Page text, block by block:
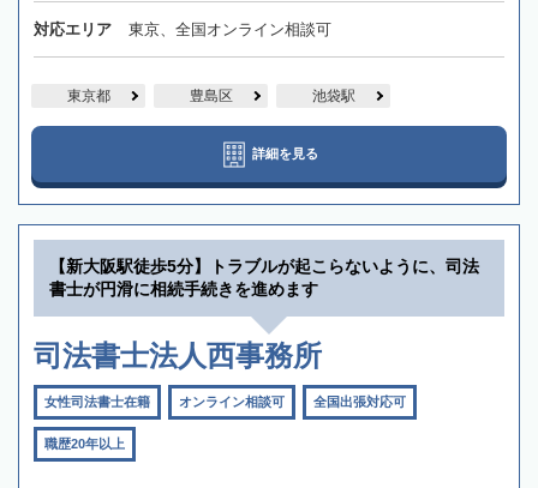
対応エリア 東京、全国オンライン相談可
東京都 豊島区 池袋駅
詳細を見る
【新大阪駅徒歩5分】トラブルが起こらないように、司法
書士が円滑に相続手続きを進めます
司法書士法人西事務所
女性司法書士在籍 オンライン相談可 全国出張対応可
職歴20年以上